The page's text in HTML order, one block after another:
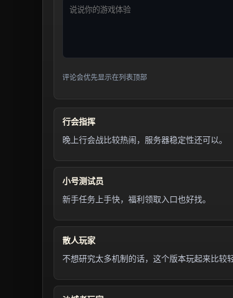
评论会优先显示在列表顶部
行会指挥
晚上行会战比较热闹，服务器稳定性还可以。
小号测试员
新手任务上手快，福利领取入口也好找。
散人玩家
不想研究太多机制的话，这个版本玩起来比较轻